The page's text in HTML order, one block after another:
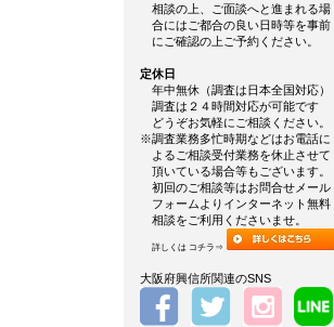
相談の上、ご面談へと進まれる場
合にはご都合の良い日時等を事前
にご確認の上ご予約ください。
定休日
年中無休（調査は日本全国対応）
調査は２４時間対応が可能です
どうぞお気軽にご相談ください。
※調査業務多忙時期などはお電話に
よるご相談受付業務を休止させて
頂いている場合等もございます。
初回のご相談等はお問合せメール
フォームよりインターネット無料
相談をご利用くださいませ。
詳しくは コチラ⇒
大阪府興信所関連のSNS